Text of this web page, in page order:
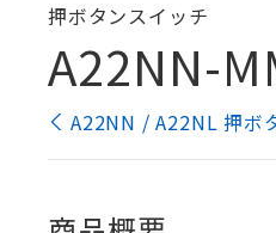
押ボタンスイッチ
A22NN-
A22NN / A22NL 押ボ